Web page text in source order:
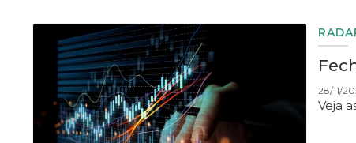
28/11/
Veja